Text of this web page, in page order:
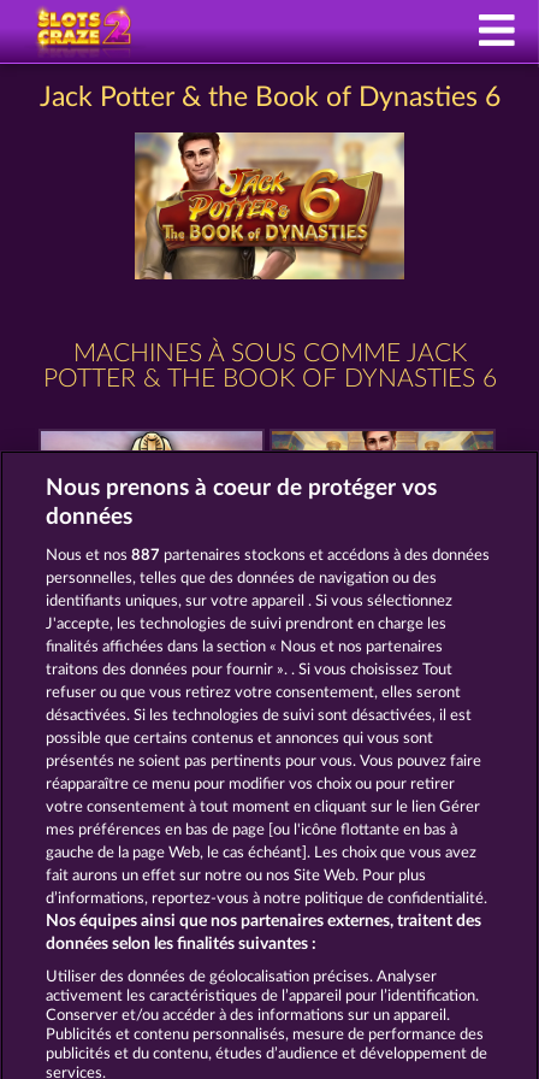
Jack Potter & the Book of Dynasties 6
MACHINES À SOUS COMME JACK
POTTER & THE BOOK OF DYNASTIES 6
CLEOPATRA'S CROWN
PHARAOS RICHES
CGU Charte de confidentialité
Mentions légales Société FAQ
Facebook
Envoyer la demande de rétractation
Nous prenons à coeur de protéger vos
données
Nous et nos887 partenaires stockons et accédons à des données
personnelles, telles que des données de navigation ou des
identifiants uniques, sur votre appareil . Si vous sélectionnez
J'accepte, les technologies de suivi prendront en charge les
finalités affichées dans la section « Nous et nos partenaires
traitons des données pour fournir ». . Si vous choisissez Tout
refuser ou que vous retirez votre consentement, elles seront
désactivées. Si les technologies de suivi sont désactivées, il est
possible que certains contenus et annonces qui vous sont
présentés ne soient pas pertinents pour vous. Vous pouvez faire
réapparaître ce menu pour modifier vos choix ou pour retirer
votre consentement à tout moment en cliquant sur le lien Gérer
mes préférences en bas de page [ou l'icône flottante en bas à
gauche de la page Web, le cas échéant]. Les choix que vous avez
fait aurons un effet sur notre ou nos Site Web. Pour plus
d’informations, reportez-vous à notre politique de confidentialité.
Nos équipes ainsi que nos partenaires externes, traitent des
données selon les finalités suivantes :
Utiliser des données de géolocalisation précises. Analyser
activement les caractéristiques de l’appareil pour l’identification.
Conserver et/ou accéder à des informations sur un appareil.
Publicités et contenu personnalisés, mesure de performance des
publicités et du contenu, études d’audience et développement de
services.